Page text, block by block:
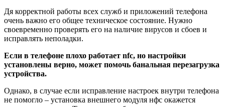
Дя корректной работы всех служб и приложений телефона
очень важно его общее техническое состояние. Нужно
своевременно проверять его на наличие вирусов и сбоев и
исправлять неполадки.
Если в телефоне плохо работает nfc, но настройки
установлены верно, может помочь банальная перезагрузка
устройства.
Однако, в случае если исправление настроек внутри телефона
не помогло – установка внешнего модуля нфс окажется